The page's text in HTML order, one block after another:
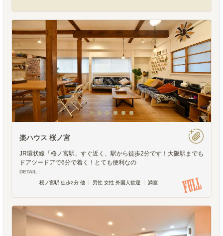
楽ハウス 桜ノ宮
JR環状線「桜ノ宮駅」すぐ近く、駅から徒歩2分です！大阪駅までも
ドアツードアで6分で着く！とても便利なの
DETAIL :
桜ノ宮駅 徒歩2分 他
男性 女性 外国人歓迎 満室